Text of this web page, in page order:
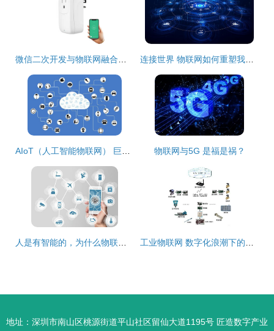
物联网与5G 是福是祸？
地址：深圳市南山区桃源街道平山社区留仙大道1195号 匠造数字产业